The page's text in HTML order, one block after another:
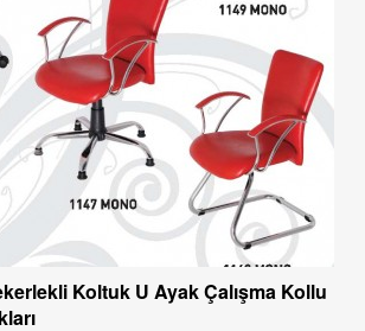
Koltuk U Ayak Çalışma Kollu